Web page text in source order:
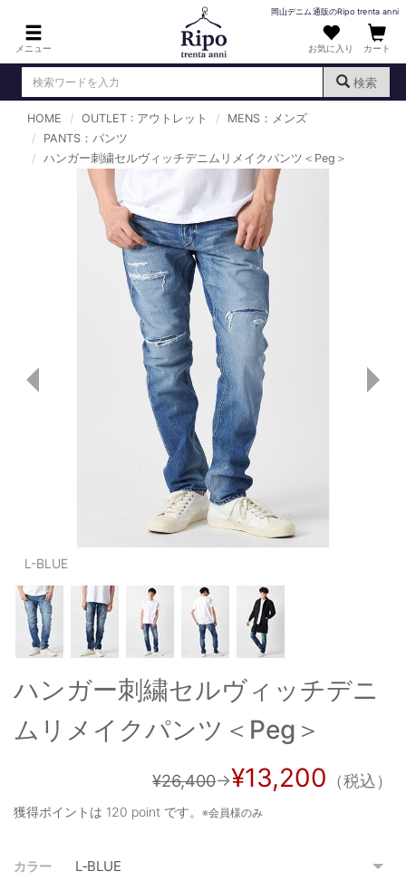
メニュー
岡山デニム通販のRipo trenta anni
お気に入り カート
検索
ログイン （ 新規会員登録
MENS : メンズ
DENIM : デニム
PANTS : パンツ
TOPS : トップス
T-SHIRT : Tシャツ
KNIT : ニット
SHIRT : シャツ
OUTERS : アウター
PANTS/SKIRT : パンツ・スカート
TOPS : トップス
OUTERS : アウター
OUTLET : アウトレット
LADIES : レディース
新規会員登録
特定商取引法に基づく表記
HOME OUTLET : アウトレット
MENS：メンズ
PANTS：パンツ
ハンガー刺繍セルヴィッチデニムリメイクパンツ＜Peg＞
L-BLUE
ハンガー刺繍セルヴィッチデニ
ムリメイクパンツ＜Peg＞
¥26,400→¥13,200 （税込）
獲得ポイントは 120 point です。 ※会員様のみ
カラー